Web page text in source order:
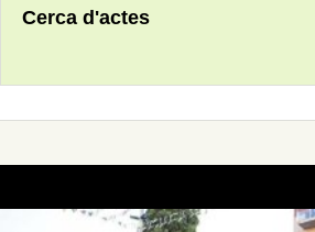
Cerca d'actes